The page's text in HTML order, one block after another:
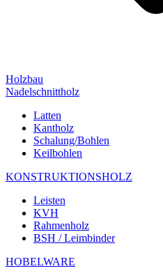
Holzbau
Nadelschnittholz
Latten
Kantholz
Schalung/Bohlen
Keilbohlen
KONSTRUKTIONSHOLZ
Leisten
KVH
Rahmenholz
BSH / Leimbinder
HOBELWARE